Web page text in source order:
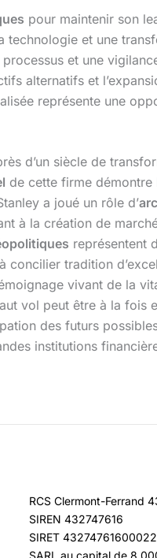
pour maintenir son
technologie et une
et une
alternatifs et
représente une
d’un siècle de
de cette firme démontre
a joué un rôle d’
à la création de
représentent
concilier tradition
vivant de la
vol peut être à la fois
des futurs
institutions
RCS Clermont-Ferrand
SIREN 432747616
SIRET 43274761600022